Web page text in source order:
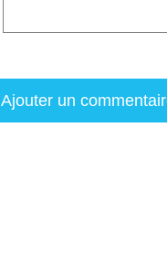
Ajouter un